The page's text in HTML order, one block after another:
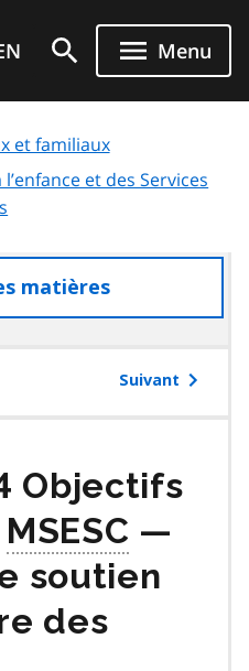
Menu
et familiaux
et des Services
matières
à
table
Suivant
Objectifs
MSESC —
soutien
des